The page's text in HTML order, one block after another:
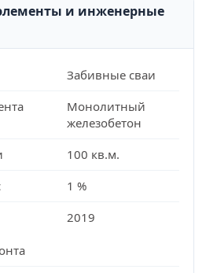
и инженерные
Забивные сваи
Монолитный
железобетон
100 кв.м.
1 %
2019